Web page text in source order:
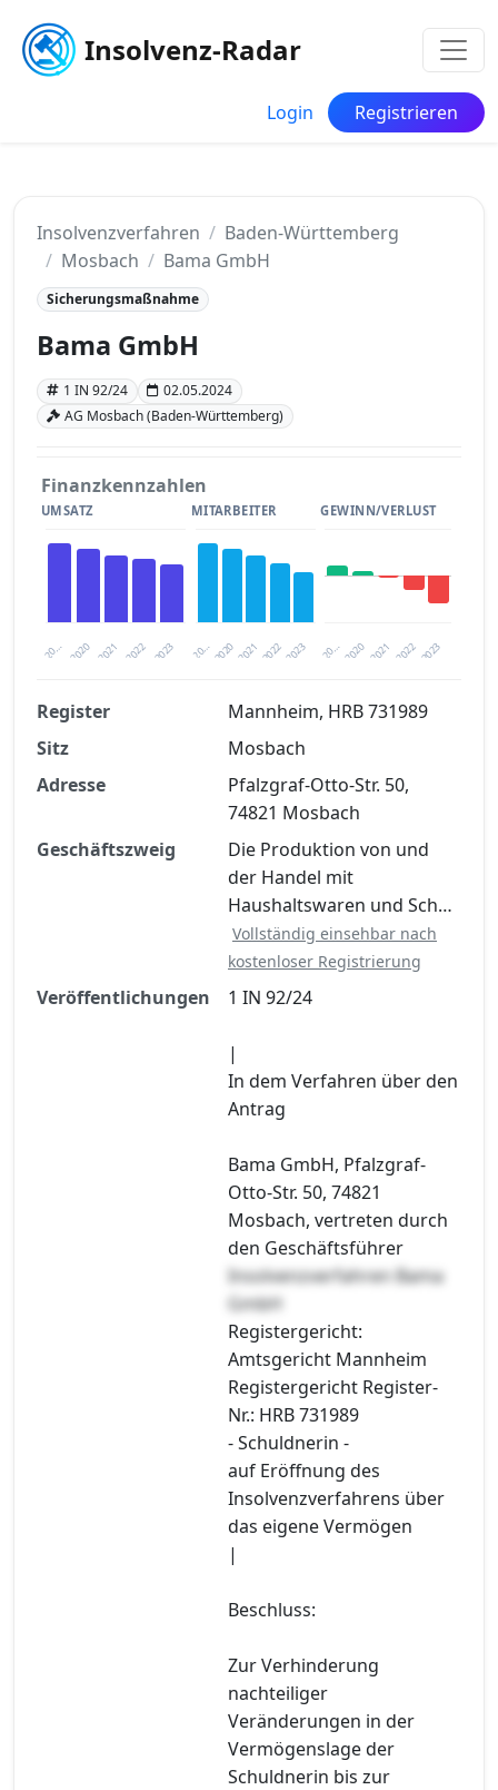
Insolvenz-Radar
Login Registrieren
Insolvenzverfahren
Baden-Württemberg
Mosbach
Bama GmbH
Sicherungsmaßnahme
Bama GmbH
1 IN 92/24
02.05.2024
AG Mosbach (Baden-Württemberg)
Finanzkennzahlen
UMSATZ
20… 2021 2023
2020 2022
MITARBEITER
20… 2021 2023
2020 2022
GEWINN/VERLUST
20… 2021 2023
2020 2022
Finanzkennzahlen nach kostenloser
Registrierung verfügbar
Jetzt kostenlos registrieren
Register
Mannheim, HRB 731989
Sitz
Mosbach
Adresse
Pfalzgraf-Otto-Str. 50,
74821 Mosbach
Geschäftszweig
Die Produktion von und
der Handel mit
Haushaltswaren und Sch…
Vollständig einsehbar nach
kostenloser Registrierung
Veröffentlichungen 1 IN 92/24
|
In dem Verfahren über den
Antrag
Bama GmbH, Pfalzgraf-
Otto-Str. 50, 74821
Mosbach, vertreten durch
den Geschäftsführer
Insolvenzverfahren Bama
GmbH
Registergericht:
Amtsgericht Mannheim
Registergericht Register-
Nr.: HRB 731989
- Schuldnerin -
auf Eröffnung des
Insolvenzverfahrens über
das eigene Vermögen
|
Beschluss:
Zur Verhinderung
nachteiliger
Veränderungen in der
Vermögenslage der
Schuldnerin bis zur